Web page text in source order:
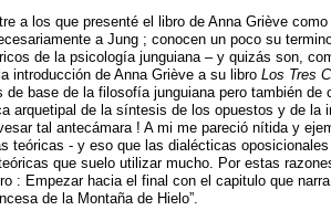
a los que presenté el libro de Anna Griève
a Jung ; conocen un poco su
de la psicología junguiana – y quizás son,
introducción de Anna Griève a su libro Los Tres
base de la filosofía junguiana pero también de
arquetipal de la síntesis de los opuestos y de la
tal antecámara ! A mi me pareció nítida y
teóricas - y eso que las dialécticas
que suelo utilizar mucho. Por estas
: Empezar hacia el final con el capitulo que
de la Montaña de Hielo”.